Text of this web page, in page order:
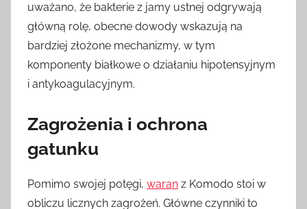
uważano, że bakterie z jamy ustnej odgrywają
główną rolę, obecne dowody wskazują na
bardziej złożone mechanizmy, w tym
komponenty białkowe o działaniu hipotensyjnym
i antykoagulacyjnym.
Zagrożenia i ochrona
gatunku
Pomimo swojej potęgi, waran z Komodo stoi w
obliczu licznych zagrożeń. Główne czynniki to